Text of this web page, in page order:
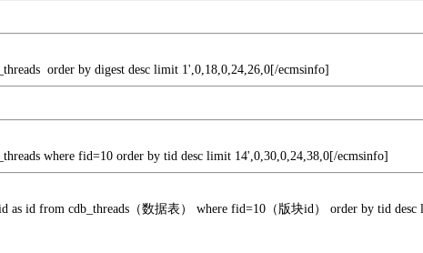
order by digest desc limit 1',0,18,0,24,26,0[/ecmsinfo]
where fid=10 order by tid desc limit 14',0,30,0,24,38,0[/ecmsinfo]
as id from cdb_threads（数据表） where fid=10（版块id） order by tid